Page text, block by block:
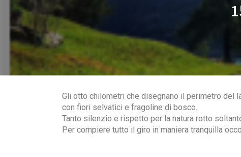
Gli otto chilometri che disegnano il perimetro del
con fiori selvatici e fragoline di bosco.
Tanto silenzio e rispetto per la natura rotto
Per compiere tutto il giro in maniera tranquilla